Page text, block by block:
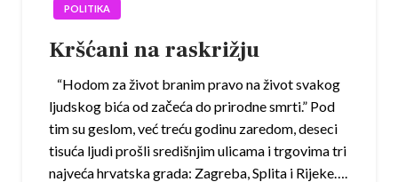
POLITIKA
Kršćani na raskrižju
“Hodom za život branim pravo na život svakog
ljudskog bića od začeća do prirodne smrti.” Pod
tim su geslom, već treću godinu zaredom, deseci
tisuća ljudi prošli središnjim ulicama i trgovima tri
najveća hrvatska grada: Zagreba, Splita i Rijeke….